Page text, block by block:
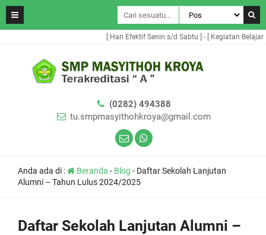
[ Hari Efektif Senin s/d Sabtu ] - [ Kegiatan Belajar
(0282) 494388
tu.smpmasyithohkroya@gmail.com
Anda ada di : Beranda - Blog - Daftar Sekolah Lanjutan
Alumni – Tahun Lulus 2024/2025
Daftar Sekolah Lanjutan Alumni –